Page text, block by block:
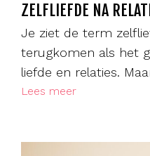
ZELFLIEFDE NA
Je ziet de term
terugkomen als het
liefde en relaties.
Lees meer